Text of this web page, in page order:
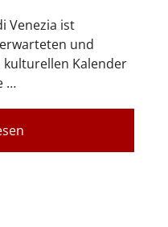
Venezia ist
und
Kalender
…